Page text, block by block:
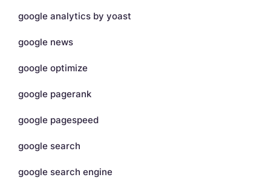
google analytics by yoast
google news
google optimize
google pagerank
google pagespeed
google search
google search engine